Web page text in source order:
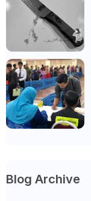
Blog Archive